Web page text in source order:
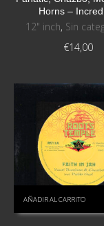
Horns ‎–
12" inch, Sin
€14,00
AÑADIR AL CARRITO